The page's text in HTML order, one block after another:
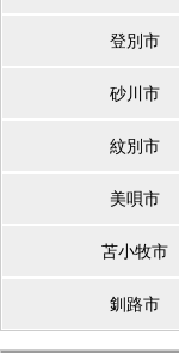
登別市
砂川市
紋別市
美唄市
苫小牧市
釧路市